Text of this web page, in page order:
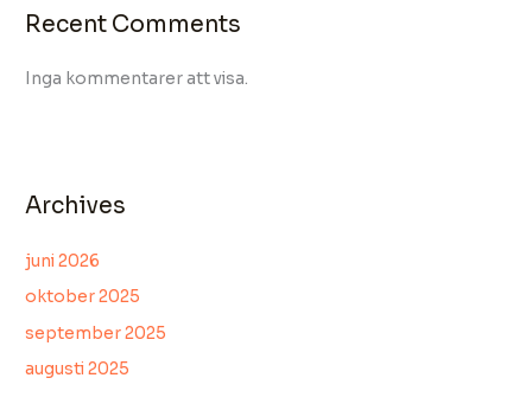
Recent Comments
Inga kommentarer att visa.
Archives
juni 2026
oktober 2025
september 2025
augusti 2025